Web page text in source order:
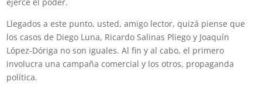
Llegados a este punto, usted, amigo lector, quizá piense que
los casos de Diego Luna, Ricardo Salinas Pliego y Joaquín
López-Dóriga no son iguales. Al fin y al cabo, el primero
involucra una campaña comercial y los otros, propaganda
política.